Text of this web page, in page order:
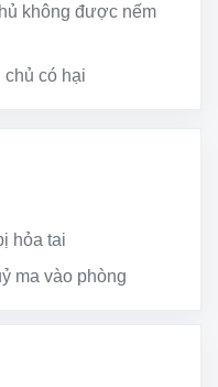
không được nếm
chủ có hại
hỏa tai
ma vào phòng